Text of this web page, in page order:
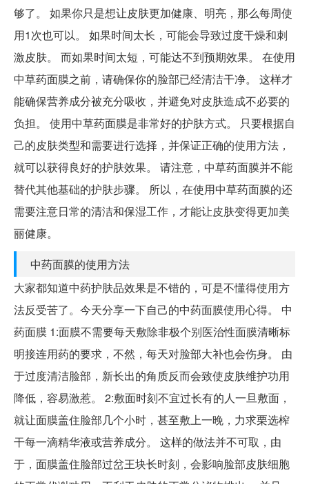
够了。 如果你只是想让皮肤更加健康、明亮，那么每周使
用1次也可以。 如果时间太长，可能会导致过度干燥和刺
激皮肤。 而如果时间太短，可能达不到预期效果。 在使用
中草药面膜之前，请确保你的脸部已经清洁干净。 这样才
能确保营养成分被充分吸收，并避免对皮肤造成不必要的
负担。 使用中草药面膜是非常好的护肤方式。 只要根据自
己的皮肤类型和需要进行选择，并保证正确的使用方法，
就可以获得良好的护肤效果。 请注意，中草药面膜并不能
替代其他基础的护肤步骤。 所以，在使用中草药面膜的还
需要注意日常的清洁和保湿工作，才能让皮肤变得更加美
丽健康。
中药面膜的使用方法
大家都知道中药护肤品效果是不错的，可是不懂得使用方
法反受苦了。今天分享一下自己的中药面膜使用心得。 中
药面膜 1:面膜不需要每天敷除非极个别医治性面膜清晰标
明接连用药的要求，不然，每天对脸部大补也会伤身。 由
于过度清洁脸部，新长出的角质反而会致使皮肤维护功用
降低，容易激惹。 2:敷面时刻不宜过长有的人一旦敷面，
就让面膜盖住脸部几个小时，甚至敷上一晚，力求栗选榨
干每一滴精华液或营养成分。 这样的做法并不可取，由
于，面膜盖住脸部过岔王块长时刻，会影响脸部皮肤细胞